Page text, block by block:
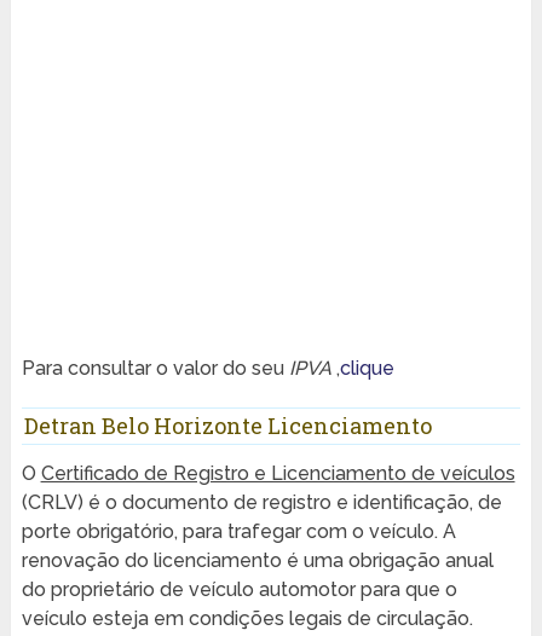
Para consultar o valor do seu IPVA,clique
Detran Belo Horizonte Licenciamento
O Certificado de Registro e Licenciamento de veículos
(CRLV) é o documento de registro e identificação, de
porte obrigatório, para trafegar com o veículo. A
renovação do licenciamento é uma obrigação anual
do proprietário de veículo automotor para que o
veículo esteja em condições legais de circulação.